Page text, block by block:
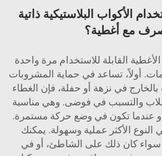
الأكواب البلاستيكية ذاتية
مع أغطية؟
القابلة للاستخدام مرة واحدة
أولاً، تساعد في حماية المشروبات
في نزهة أو حفلة، فإن الغطاء
والتسبب في فوضى. وهي مناسبة
عندما تكون في وضع حركة مستمرة.
النوع الأكثر عملية وسهولة. يمكنك
سواء كان ذلك على الشاطئ، أو في